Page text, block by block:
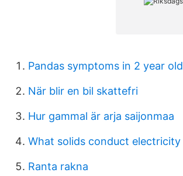
Pandas symptoms in 2 year old
När blir en bil skattefri
Hur gammal är arja saijonmaa
What solids conduct electricity
Ranta rakna